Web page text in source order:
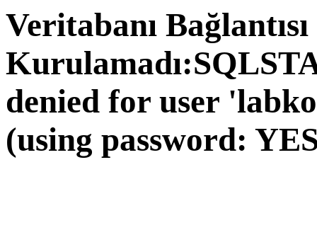
Veritabanı Bağlantısı
denied for user
(using password: